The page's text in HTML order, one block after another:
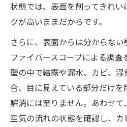
状態では、表面を削ってきれ
クが高いままだからです。
さらに、表面からは分からない
ファイバースコープによる調査
壁の中で結露や漏水、カビ、
合、目に見えている部分だけ
解消には至りません。あわせ
空気の流れの状態を確認し、